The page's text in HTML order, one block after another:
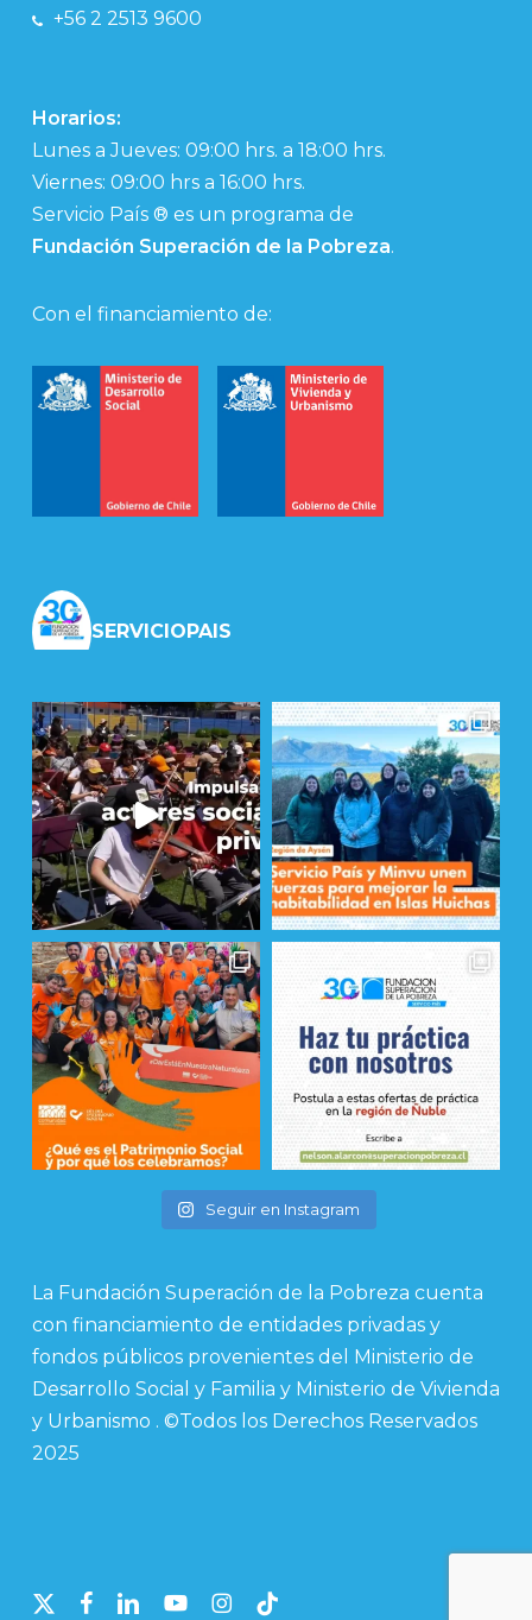
+56 2 2513 9600
Horarios:
Lunes a Jueves: 09:00 hrs. a 18:00 hrs.
Viernes: 09:00 hrs a 16:00 hrs.
Servicio País ® es un programa de
Fundación Superación de la Pobreza.
Con el financiamiento de:
SERVICIOPAIS
Seguir en Instagram
La Fundación Superación de la Pobreza cuenta
con financiamiento de entidades privadas y
fondos públicos provenientes del Ministerio de
Desarrollo Social y Familia y Ministerio de Vivienda
y Urbanismo . ©Todos los Derechos Reservados
2025
x-
facebooklinkedinyoutubeinstagram
tiktok